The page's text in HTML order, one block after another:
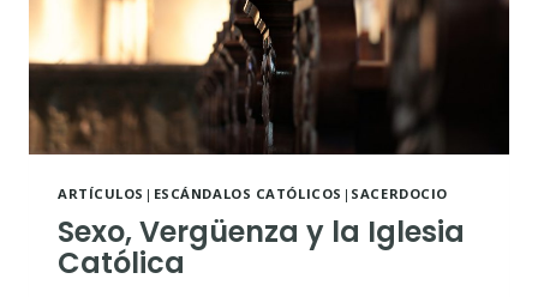
ARTÍCULOS | ESCÁNDALOS CATÓLICOS | SACERDOCIO
Sexo, Vergüenza y la Iglesia
Católica